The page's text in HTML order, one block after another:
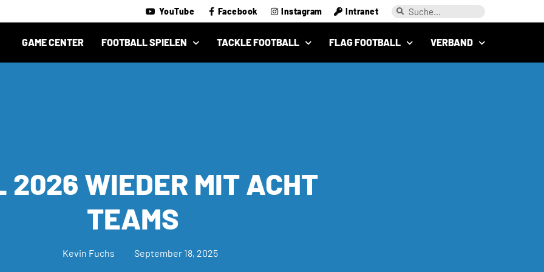
YouTube Facebook Instagram Intranet
GAME CENTER FOOTBALL SPIELEN TACKLE FOOTBALL FLAG FOOTBALL VERBAND
2026 WIEDER MIT ACHT
TEAMS
Kevin Fuchs September 18, 2025